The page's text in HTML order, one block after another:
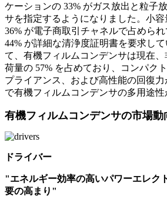
ケーションの 33% がガス放出と粒子
サを指定するようになりました。小
36% が電子商取引チャネルで占めら
44% が詳細な清浄度証明書を要求し
て、有機フィルムコンデンサは現在
荷量の 57% を占めており、コンパク
プライアンス、および高性能の回復
で有機フィルムコンデンサの多用途性
有機フィルムコンデンサの市場動
ドライバー
"エネルギー効率の高いパワーエレク
要の高まり"